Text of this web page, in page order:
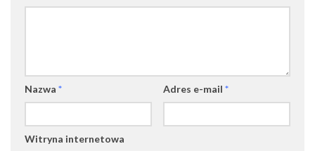
Nazwa * Adres e-mail *
Witryna internetowa